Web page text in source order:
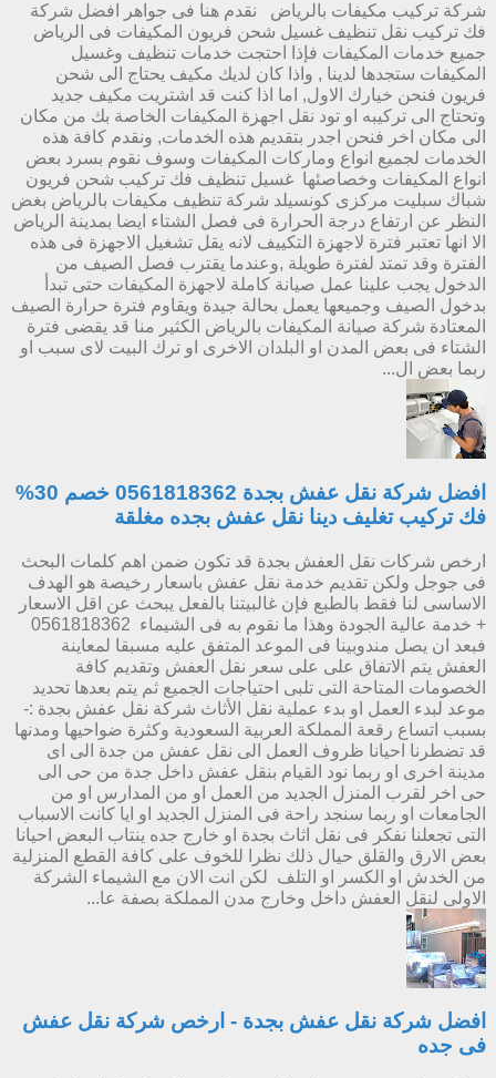
شركة تركيب مكيفات بالرياض نقدم هنا فى جواهر افضل شركة
فك تركيب نقل تنظيف غسيل شحن فريون المكيفات فى الرياض
جميع خدمات المكيفات فإذا احتجت خدمات تنظيف وغسيل
المكيفات ستجدها لدينا , واذا كان لديك مكيف يحتاج الى شحن
فريون فنحن خيارك الاول, اما اذا كنت قد اشتريت مكيف جديد
وتحتاج الى تركيبه او تود نقل اجهزة المكيفات الخاصة بك من مكان
الى مكان اخر فنحن اجدر بتقديم هذه الخدمات, ونقدم كافة هذه
الخدمات لجميع انواع وماركات المكيفات وسوف نقوم بسرد بعض
انواع المكيفات وخصاصئها غسيل تنظيف فك تركيب شحن فريون
شباك سبليت مركزى كونسيلد شركة تنظيف مكيفات بالرياض بغض
النظر عن ارتفاع درجة الحرارة فى فصل الشتاء ايضا بمدينة الرياض
الا انها تعتبر فترة لاجهزة التكييف لانه يقل تشغيل الاجهزة فى هذه
الفترة وقد تمتد لفترة طويلة ,وعندما يقترب فصل الصيف من
الدخول يجب علينا عمل صيانة كاملة لاجهزة المكيفات حتى تبدأ
بدخول الصيف وجميعها يعمل بحالة جيدة ويقاوم فترة حرارة الصيف
المعتادة شركة صيانة المكيفات بالرياض الكثير منا قد يقضى فترة
الشتاء فى بعض المدن او البلدان الاخرى او ترك البيت لاى سبب او
ربما بعض ال...
افضل شركة نقل عفش بجدة 0561818362 خصم 30%
فك تركيب تغليف دينا نقل عفش بجده مغلقة
ارخص شركات نقل العفش بجدة قد تكون ضمن اهم كلمات البحث
فى جوجل ولكن تقديم خدمة نقل عفش باسعار رخيصة هو الهدف
الاساسى لنا فقط بالطبع فإن غالبيتنا بالفعل يبحث عن اقل الاسعار
+ خدمة عالية الجودة وهذا ما نقوم به فى الشيماء 0561818362
فبعد ان يصل مندوبينا فى الموعد المتفق عليه مسبقا لمعاينة
العفش يتم الاتفاق على على سعر نقل العفش وتقديم كافة
الخصومات المتاحة التى تلبى احتياجات الجميع ثم يتم بعدها تحديد
موعد لبدء العمل او بدء عملية نقل الأثاث شركة نقل عفش بجدة :-
بسبب اتساع رقعة المملكة العربية السعودية وكثرة ضواحيها ومدنها
قد تضطرنا احيانا ظروف العمل الى نقل عفش من جدة الى اى
مدينة اخرى او ربما نود القيام بنقل عفش داخل جدة من حى الى
حى اخر لقرب المنزل الجديد من العمل او من المدارس او من
الجامعات او ربما سنجد راحة فى المنزل الجديد او ايا كانت الاسباب
التى تجعلنا نفكر فى نقل اثاث بجدة او خارج جده ينتاب البعض احيانا
بعض الارق والقلق حيال ذلك نظرا للخوف على كافة القطع المنزلية
من الخدش او الكسر او التلف لكن انت الان مع الشيماء الشركة
الاولى لنقل العفش داخل وخارج مدن المملكة بصفة عا...
افضل شركة نقل عفش بجدة - ارخص شركة نقل عفش
فى جده